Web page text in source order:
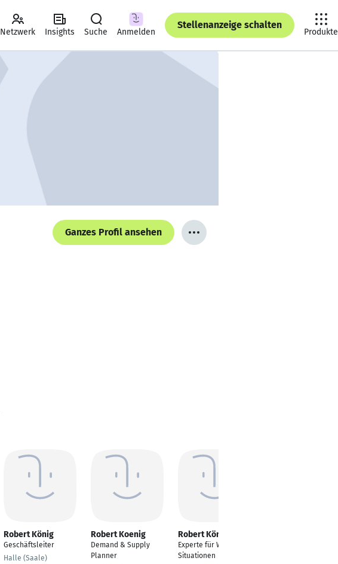
Netzwerk Insights Suche Anmelden
Stellenanzeige schalten
Produkte
Ganzes Profil ansehen
Robert König
Geschäftsleiter
Halle (Saale)
Robert Koenig
Demand & Supply
Planner
Robert König
Experte für WIN-WIN-
Situationen